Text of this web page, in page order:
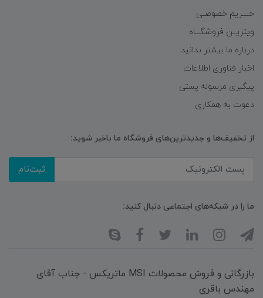
حــــریم خصوصـی
ویتریــن فروشگـــاه
درباره ما بیشتر بدانید
اخبار فناوری اطلاعات
پیگیری مرسوله پستی
دعوت به همکاری
از تخفیف‌ها و جدیدترین‌های فروشگاه ما باخبر شوید:
ثبت‌نام
ما را در شبکه‌های اجتماعی دنبال کنید:
بازرگانی و فروش محصولات MSI ماتریکس - جناب آقای
مهندس باقری